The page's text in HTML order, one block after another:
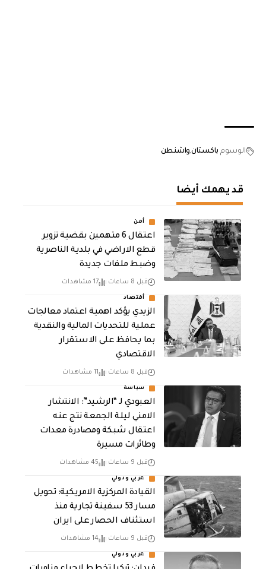
الوسوم باكستان واشنطن
قد يهمك أيضا
أمن
اعتقال 6 متهمين بقضية تزوير
قطع الاراضي في بلدية الناصرية
وضبط ملفات جديدة
قبل 8 ساعات 17 مشاهدات
أقتصاد
الزيدي يؤكد اهمية اعتماد معالجات
عملية للتحديات المالية والنقدية
بما يحافظ على الاستقرار
الاقتصادي
قبل 8 ساعات 11 مشاهدات
سياسة
العبودي لـ “الرشيد”: الانتشار
الامني ليلة الجمعة نتج عنه
اعتقال شبكة ومصادرة معدات
وطائرات مسيرة
قبل 9 ساعات 45 مشاهدات
عربي ودولي
القيادة المركزية الامريكية: تحويل
مسار 53 سفينة تجارية منذ
استئناف الحصار على ايران
قبل 9 ساعات 14 مشاهدات
عربي ودولي